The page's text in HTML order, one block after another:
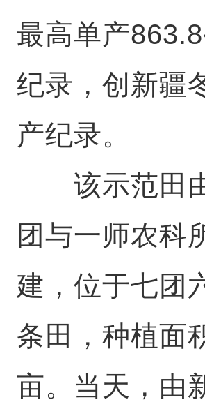
最高单产
纪录，创新疆
产纪录。
该示范田
团与一师农科
建，位于七团
条田，种植面
亩。当天，由